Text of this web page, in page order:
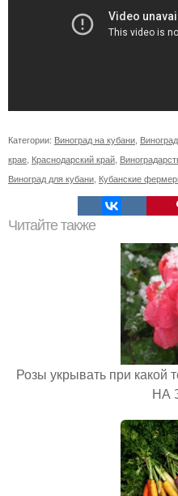
Категории: Виноград на кубани
крае Краснодарский край
Виноград для кубани Кубанские
Читайте также
Розы укрывать при
НА